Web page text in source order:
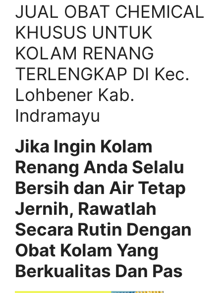
JUAL OBAT CHEMICAL
KHUSUS UNTUK
KOLAM RENANG
TERLENGKAP DI Kec.
Lohbener Kab.
Indramayu
Jika Ingin Kolam
Renang Anda Selalu
Bersih dan Air Tetap
Jernih, Rawatlah
Secara Rutin Dengan
Obat Kolam Yang
Berkualitas Dan Pas